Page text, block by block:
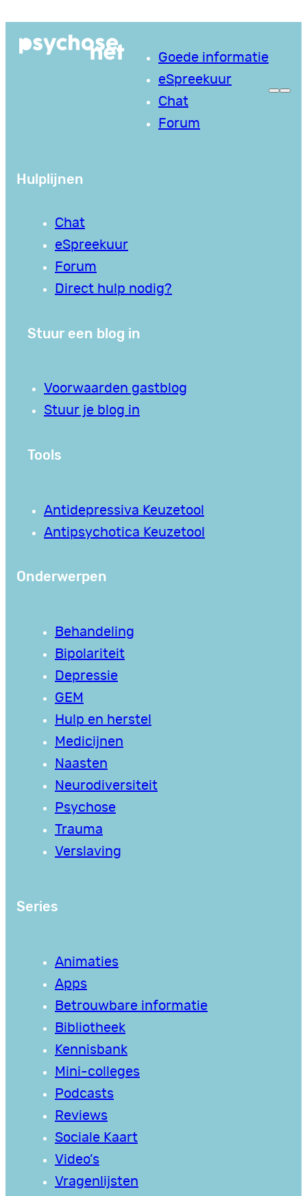
naar
Goede informatie
eSpreekuur
Chat
Forum
Hulplijnen
Chat
eSpreekuur
Forum
Direct hulp nodig?
Stuur een blog in
Voorwaarden gastblog
Stuur je blog in
Tools
Antidepressiva Keuzetool
Antipsychotica Keuzetool
Onderwerpen
Behandeling
Bipolariteit
Depressie
GEM
Hulp en herstel
Medicijnen
Naasten
Neurodiversiteit
Psychose
Trauma
Verslaving
Series
Animaties
Apps
Betrouwbare informatie
Bibliotheek
Kennisbank
Mini-colleges
Podcasts
Reviews
Sociale Kaart
Video’s
Vragenlijsten